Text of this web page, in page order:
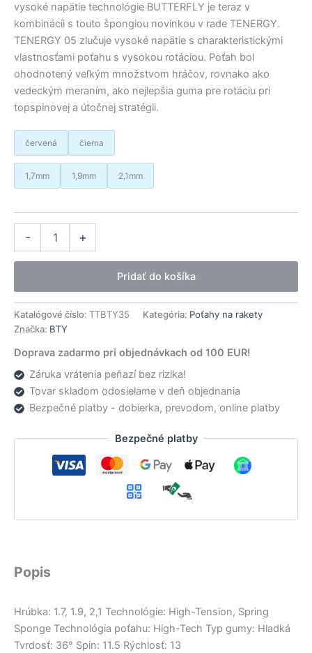
vysoké napätie technológie BUTTERFLY je teraz v
kombinácii s touto špongiou novinkou v rade TENERGY.
TENERGY 05 zlučuje vysoké napätie s charakteristickými
vlastnosťami poťahu s vysokou rotáciou. Poťah bol
ohodnotený veľkým množstvom hráčov, rovnako ako
vedeckým meraním, ako nejlepšia guma pre rotáciu pri
topspinovej a útočnej stratégii.
červená čierna
1,7mm 1,9mm 2,1mm
- +
Pridať do košíka
Katalógové číslo: TTBTY35 Kategória: Poťahy na rakety
Značka: BTY
Doprava zadarmo pri objednávkach od 100 EUR!
Záruka vrátenia peňazí bez rizika!
Tovar skladom odosielame v deň objednania
Bezpečné platby - dobierka, prevodom, online platby
Bezpečné platby
Popis
Hrúbka: 1.7, 1.9, 2,1 Technológie: High-Tension, Spring
Sponge Technológia poťahu: High-Tech Typ gumy: Hladká
Tvrdosť: 36° Spin: 11.5 Rýchlosť: 13